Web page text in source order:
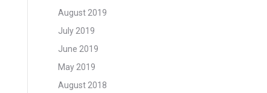
August 2019
July 2019
June 2019
May 2019
August 2018